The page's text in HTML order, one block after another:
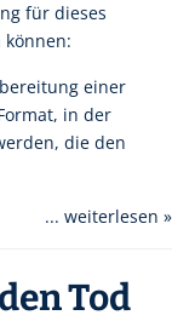
für dieses
einer
in der
die den
... weiterlesen »
Tod